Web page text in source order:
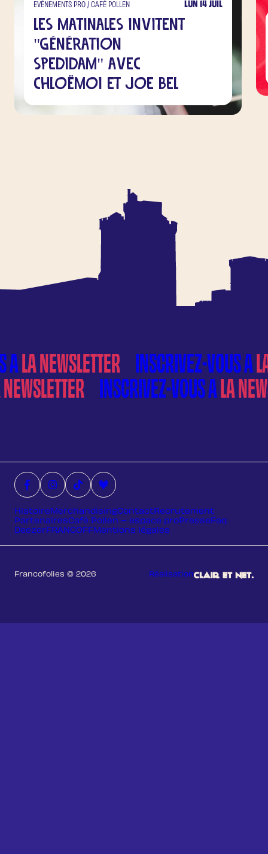
EVÉNEMENTS PRO / CAFÉ POLLEN LUN 14 JUIL
Les matinales invitent
"Génération
Spedidam" avec
Chloëmoi et Joe Bel
LA NEWSLETTER
LA NEWSLETTER
Histoire MerchandisingContactRecrutement
PartenairesCafé Pollen – espace proPresse Faq
DeezerFRANCOFFMentions légales
Facebook (nouvelle fenêtre)
Instagram (nouvelle fenêtre)
Tiktok (nouvelle fenêtre)
Deezer (nouvelle fenêtre)
Francofolies © 2026 Réalisation